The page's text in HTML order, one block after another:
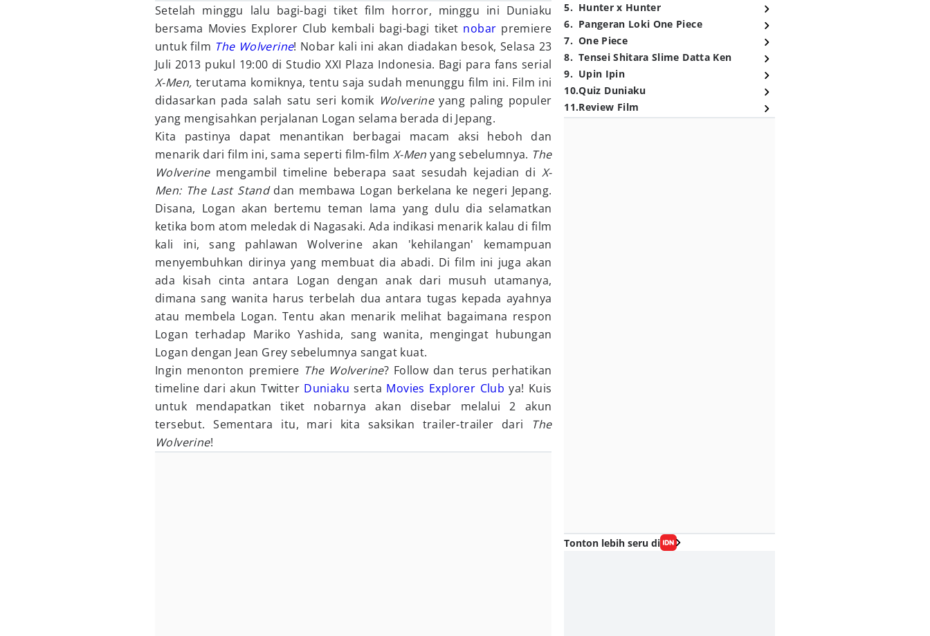
Setelah minggu lalu bagi-bagi tiket film horror, minggu ini Duniaku
bersama Movies Explorer Club kembali bagi-bagi tiket nobar premiere
untuk film The Wolverine! Nobar kali ini akan diadakan besok, Selasa 23
Juli 2013 pukul 19:00 di Studio XXI Plaza Indonesia. Bagi para fans serial
X-Men, terutama komiknya, tentu saja sudah menunggu film ini. Film ini
didasarkan pada salah satu seri komik Wolverineyang paling populer
yang mengisahkan perjalanan Logan selama berada di Jepang.
Kita pastinya dapat menantikan berbagai macam aksi heboh dan
menarik dari film ini, sama seperti film-film X-Men yang sebelumnya. The
Wolverine mengambil timeline beberapa saat sesudah kejadian di X-
Men: The Last Stand dan membawa Logan berkelana ke negeri Jepang.
Disana, Logan akan bertemu teman lama yang dulu dia selamatkan
ketika bom atom meledak di Nagasaki. Ada indikasi menarik kalau di film
kali ini, sang pahlawan Wolverine akan 'kehilangan' kemampuan
menyembuhkan dirinya yang membuat dia abadi. Di film ini juga akan
ada kisah cinta antara Logan dengan anak dari musuh utamanya,
dimana sang wanita harus terbelah dua antara tugas kepada ayahnya
atau membela Logan. Tentu akan menarik melihat bagaimana respon
Logan terhadap Mariko Yashida, sang wanita, mengingat hubungan
Logan dengan Jean Grey sebelumnya sangat kuat.
Ingin menonton premiere The Wolverine? Follow dan terus perhatikan
timeline dari akun Twitter Duniaku serta Movies Explorer Club ya! Kuis
untuk mendapatkan tiket nobarnya akan disebar melalui 2 akun
tersebut. Sementara itu, mari kita saksikan trailer-trailer dari The
Wolverine!
5. Hunter x Hunter
6. Pangeran Loki One Piece
7. One Piece
8. Tensei Shitara Slime Datta Ken
9. Upin Ipin
10.Quiz Duniaku
11.Review Film
Tonton lebih seru di